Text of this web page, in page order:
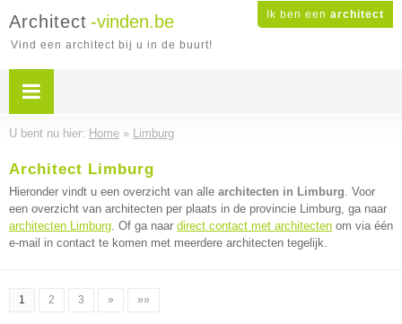
Ik ben een architect
Architect -vinden.be
Vind een architect bij u in de buurt!
U bent nu hier: Home » Limburg
Architect Limburg
Hieronder vindt u een overzicht van alle architecten in Limburg. Voor
een overzicht van architecten per plaats in de provincie Limburg, ga naar
architecten Limburg. Of ga naar direct contact met architecten om via één
e-mail in contact te komen met meerdere architecten tegelijk.
1 2 3 » »»